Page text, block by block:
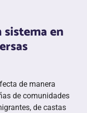
en
de manera
de comunidades
de castas